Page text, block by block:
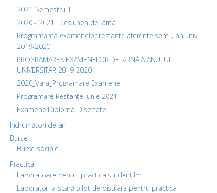
2021_Semestrul II
2020 - 2021__Sesiunea de Iarna
Programarea examenelor restante aferente sem I, an univ.
2019-2020
PROGRAMAREA EXAMENELOR DE IARNĂ A ANULUI
UNIVERSITAR 2019-2020
2020_Vara_Programare Examene
Programare Restante Iunie 2021
Examene Diploma_Disertate
Îndrumători de an
Burse
Burse sociale
Practica
Laboratoare pentru practica studenților
Laborator la scară pilot de distilare pentru practica